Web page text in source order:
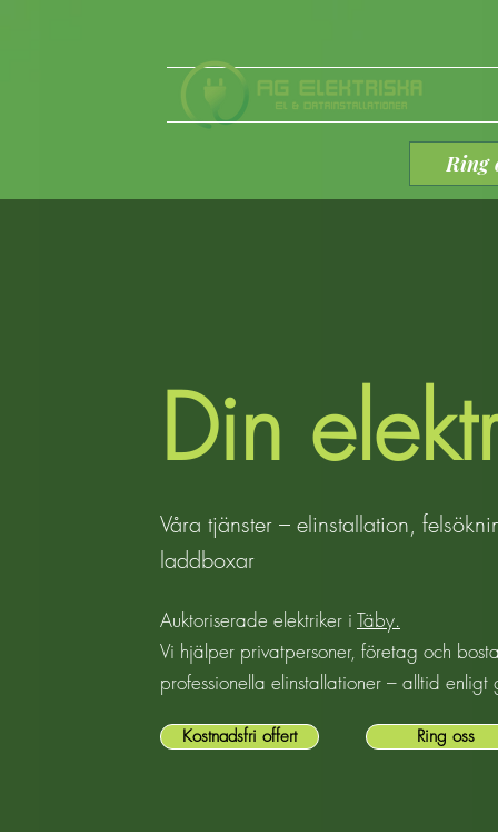
Ring
Din
Våra tjänster – elinstallation,
laddboxar
Auktoriserade elektriker i Täby.
Vi hjälper privatpersoner, företag och
professionella elinstallationer – alltid
Kostnadsfri offert Ring oss